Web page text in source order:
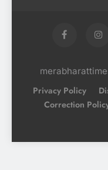
Privacy Policy
Correction